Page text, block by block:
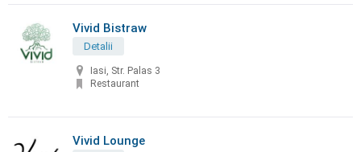
Vivid Bistraw
Detalii
Iasi, Str. Palas 3
Restaurant
Vivid Lounge